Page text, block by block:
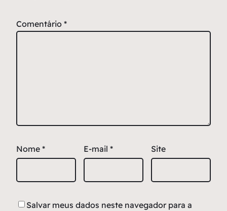
Comentário *
Nome * E-mail * Site
Salvar meus dados neste navegador para a